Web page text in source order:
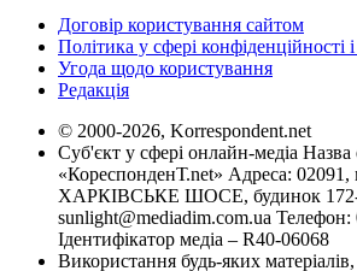
Договір користування сайтом
Політика у сфері конфіденційності
Угода щодо користування
Редакція
© 2000-2026, Korrespondent.net
Суб'єкт у сфері онлайн-медіа
«КореспонденТ.net» Адреса: 02091,
ХАРКІВСЬКЕ ШОСЕ, будинок 172-
sunlight@mediadim.com.ua Телефон:
Ідентифікатор медіа – R40-06068
Використання будь-яких